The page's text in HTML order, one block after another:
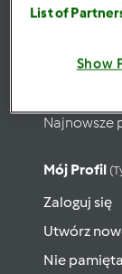
Wyszukaj
Najnowsze
Mój Profil
Zaloguj się
Utwórz
Nie
List of
Show